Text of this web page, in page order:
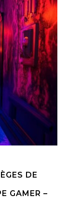
DE
GAMER –